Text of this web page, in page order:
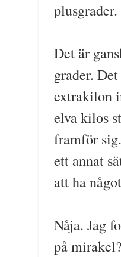
Det är
grader.
extrakilon
elva kilos
framför
ett annat
att ha
Nåja. Jag
på